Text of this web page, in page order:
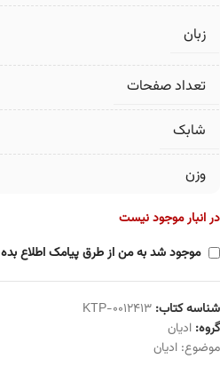
زبان
تعداد صفحات
شابک
وزن
در انبار موجود نیست
موجود شد به من از طرق پیامک اطلاع بده
شناسه کتاب: KTP-0012413
گروه: ادیان
موضوع: ادیان